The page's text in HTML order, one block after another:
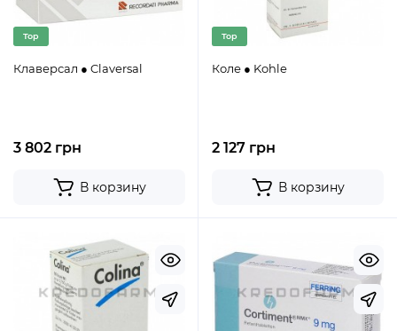
Top
Клаверсал ● Claversal
3 802 грн
В корзину
Top
Коле ● Kohle
2 127 грн
В корзину